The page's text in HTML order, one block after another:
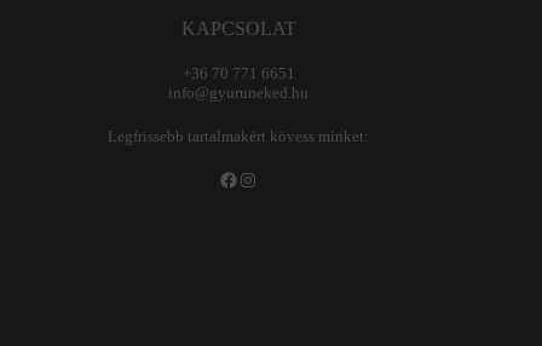
KAPCSOLAT
+36 70 771 6651
info@gyuruneked.hu
Legfrissebb tartalmakért kövess minket:
Facebook
Instagram